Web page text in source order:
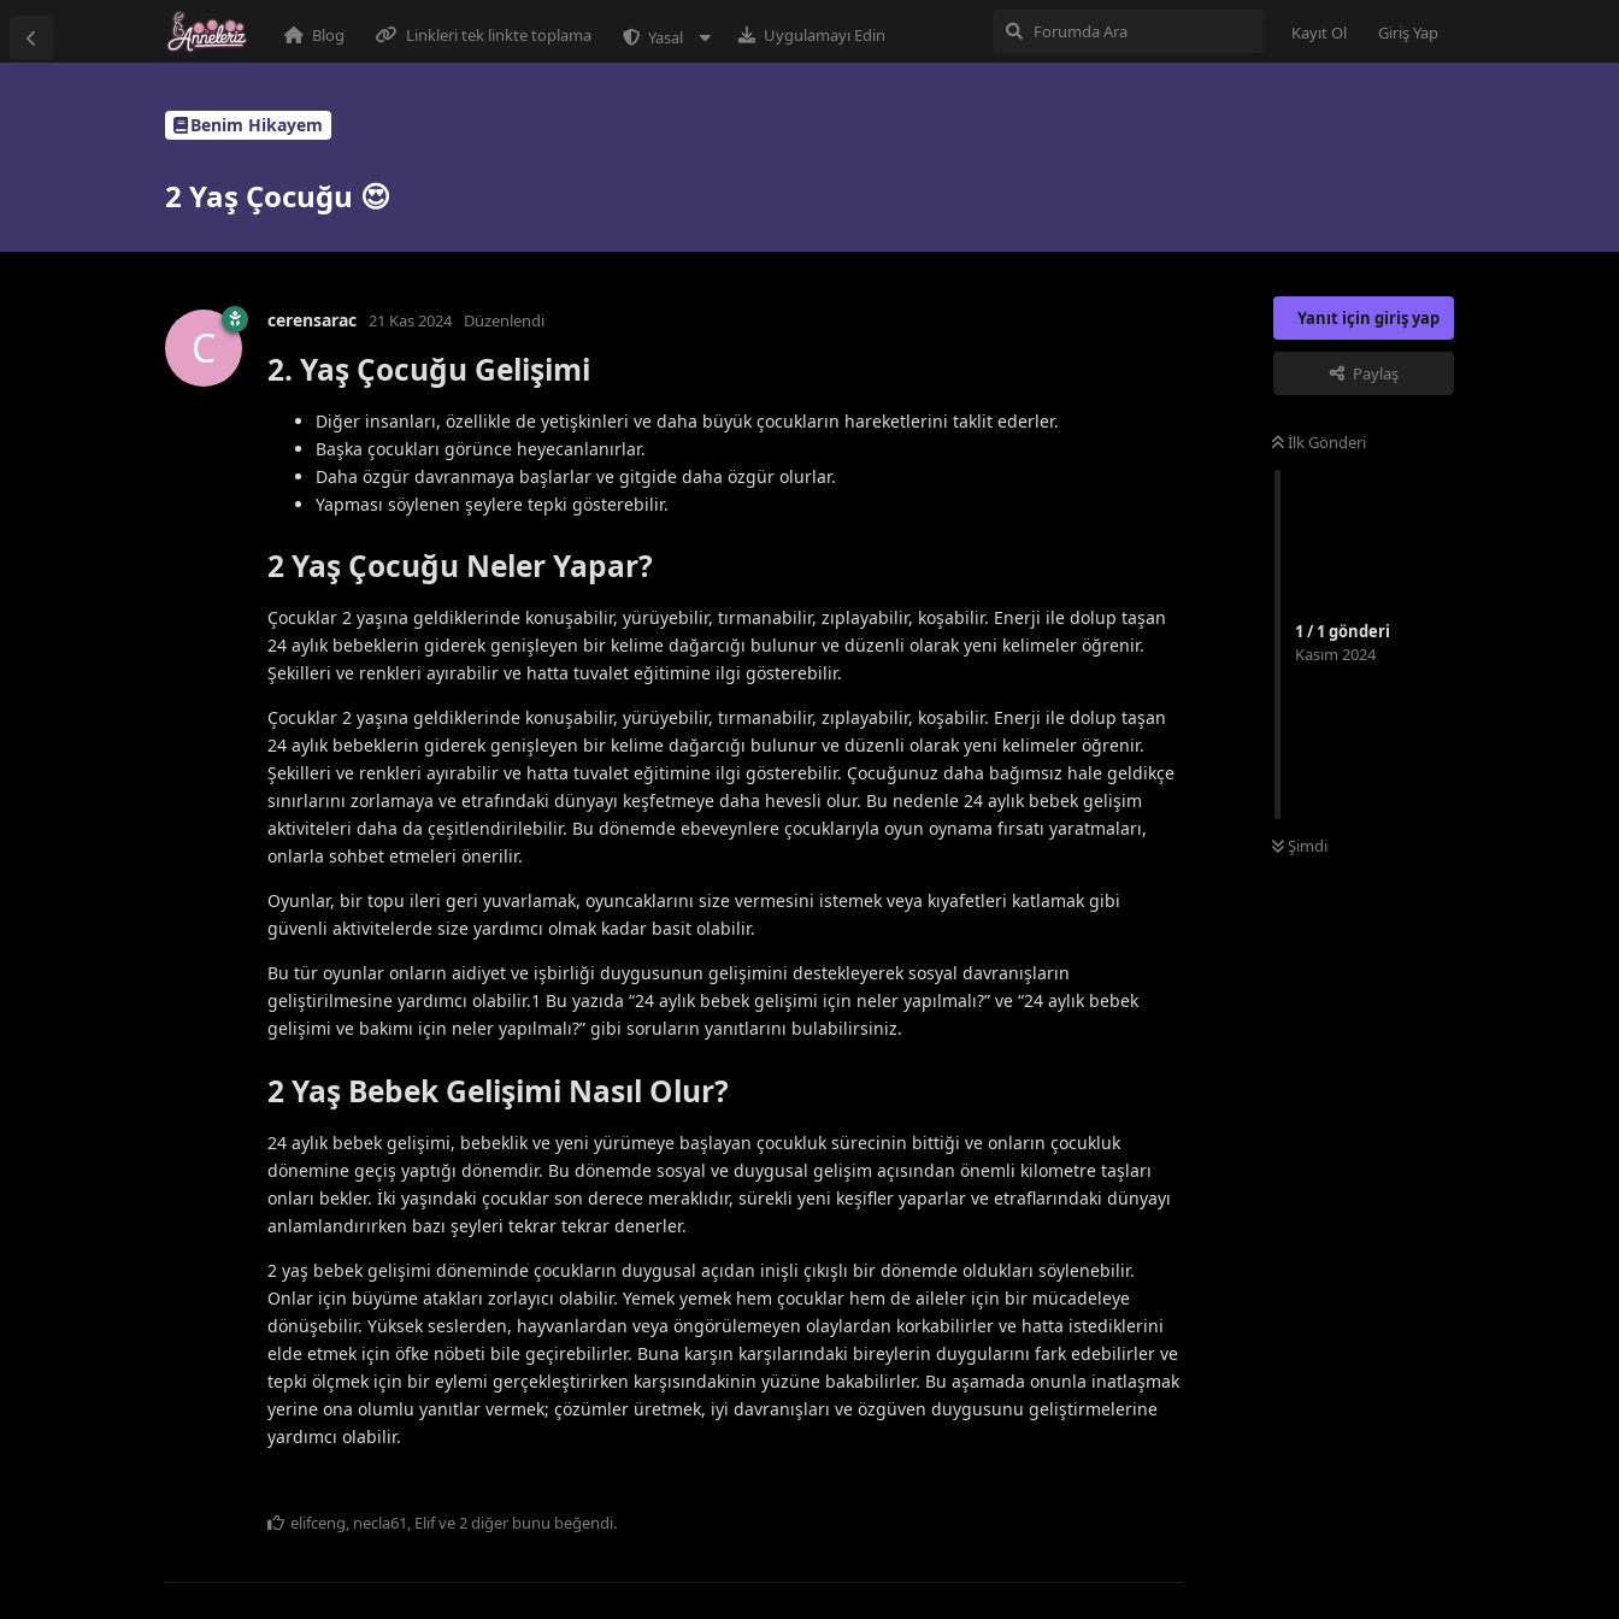
Blog Linkleri tek linkte toplama Yasal Uygulamayı Edin Kayıt Ol Giriş Yap
Benim Hikayem
2 Yaş Çocuğu 😍
Yanıt için giriş yap
Paylaş
İlk Gönderi
1 /1 gönderi
Kasım 2024
Şimdi
C
cerensarac 21 Kas 2024 Düzenlendi
2. Yaş Çocuğu Gelişimi
Diğer insanları, özellikle de yetişkinleri ve daha büyük çocukların hareketlerini taklit ederler.
Başka çocukları görünce heyecanlanırlar.
Daha özgür davranmaya başlarlar ve gitgide daha özgür olurlar.
Yapması söylenen şeylere tepki gösterebilir.
2 Yaş Çocuğu Neler Yapar?
Çocuklar 2 yaşına geldiklerinde konuşabilir, yürüyebilir, tırmanabilir, zıplayabilir, koşabilir. Enerji ile dolup taşan
24 aylık bebeklerin giderek genişleyen bir kelime dağarcığı bulunur ve düzenli olarak yeni kelimeler öğrenir.
Şekilleri ve renkleri ayırabilir ve hatta tuvalet eğitimine ilgi gösterebilir.
Çocuklar 2 yaşına geldiklerinde konuşabilir, yürüyebilir, tırmanabilir, zıplayabilir, koşabilir. Enerji ile dolup taşan
24 aylık bebeklerin giderek genişleyen bir kelime dağarcığı bulunur ve düzenli olarak yeni kelimeler öğrenir.
Şekilleri ve renkleri ayırabilir ve hatta tuvalet eğitimine ilgi gösterebilir. Çocuğunuz daha bağımsız hale geldikçe
sınırlarını zorlamaya ve etrafındaki dünyayı keşfetmeye daha hevesli olur. Bu nedenle 24 aylık bebek gelişim
aktiviteleri daha da çeşitlendirilebilir. Bu dönemde ebeveynlere çocuklarıyla oyun oynama fırsatı yaratmaları,
onlarla sohbet etmeleri önerilir.
Oyunlar, bir topu ileri geri yuvarlamak, oyuncaklarını size vermesini istemek veya kıyafetleri katlamak gibi
güvenli aktivitelerde size yardımcı olmak kadar basit olabilir.
Bu tür oyunlar onların aidiyet ve işbirliği duygusunun gelişimini destekleyerek sosyal davranışların
geliştirilmesine yardımcı olabilir.1 Bu yazıda “24 aylık bebek gelişimi için neler yapılmalı?” ve “24 aylık bebek
gelişimi ve bakımı için neler yapılmalı?” gibi soruların yanıtlarını bulabilirsiniz.
2 Yaş Bebek Gelişimi Nasıl Olur?
24 aylık bebek gelişimi, bebeklik ve yeni yürümeye başlayan çocukluk sürecinin bittiği ve onların çocukluk
dönemine geçiş yaptığı dönemdir. Bu dönemde sosyal ve duygusal gelişim açısından önemli kilometre taşları
onları bekler. İki yaşındaki çocuklar son derece meraklıdır, sürekli yeni keşifler yaparlar ve etraflarındaki dünyayı
anlamlandırırken bazı şeyleri tekrar tekrar denerler.
2 yaş bebek gelişimi döneminde çocukların duygusal açıdan inişli çıkışlı bir dönemde oldukları söylenebilir.
Onlar için büyüme atakları zorlayıcı olabilir. Yemek yemek hem çocuklar hem de aileler için bir mücadeleye
dönüşebilir. Yüksek seslerden, hayvanlardan veya öngörülemeyen olaylardan korkabilirler ve hatta istediklerini
elde etmek için öfke nöbeti bile geçirebilirler. Buna karşın karşılarındaki bireylerin duygularını fark edebilirler ve
tepki ölçmek için bir eylemi gerçekleştirirken karşısındakinin yüzüne bakabilirler. Bu aşamada onunla inatlaşmak
yerine ona olumlu yanıtlar vermek; çözümler üretmek, iyi davranışları ve özgüven duygusunu geliştirmelerine
yardımcı olabilir.
elifceng, necla61, Elifve2diğer bunu beğendi.